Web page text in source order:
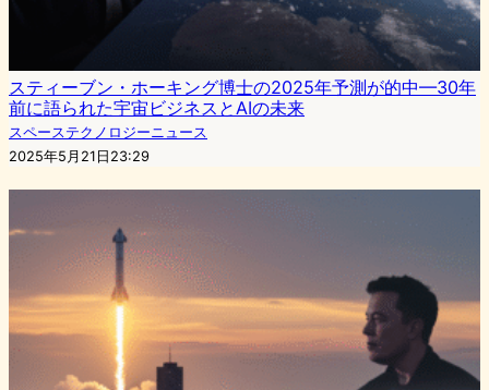
スティーブン・ホーキング博士の2025年予測が的中—30年
前に語られた宇宙ビジネスとAIの未来
スペーステクノロジーニュース
2025年5月21日23:29